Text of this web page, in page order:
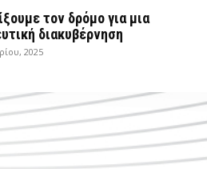
τον δρόμο για μια
διακυβέρνηση
2025